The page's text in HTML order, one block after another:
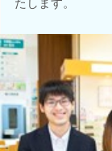
たします。